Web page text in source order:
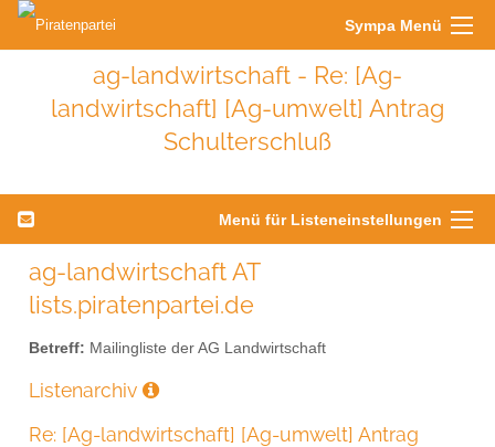
Sympa Menü
ag-landwirtschaft - Re: [Ag-
landwirtschaft] [Ag-umwelt] Antrag
Schulterschluß
Menü für Listeneinstellungen
ag-landwirtschaft AT
lists.piratenpartei.de
Betreff: Mailingliste der AG Landwirtschaft
Listenarchiv
Re: [Ag-landwirtschaft] [Ag-umwelt] Antrag